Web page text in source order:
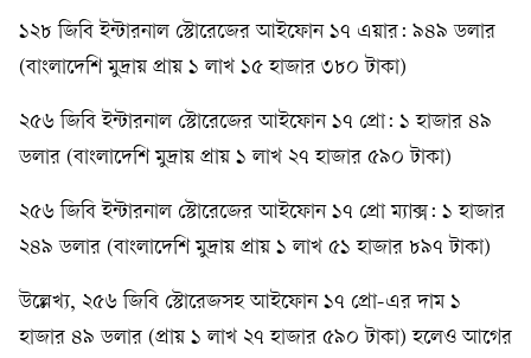
১২৮ জিবি ইন্টারনাল স্টোরেজের আইফোন ১৭ এয়ার: ৯৪৯ ডলার
(বাংলাদেশি মুদ্রায় প্রায় ১ লাখ ১৫ হাজার ৩৮০ টাকা)
২৫৬ জিবি ইন্টারনাল স্টোরেজের আইফোন ১৭ প্রো: ১ হাজার ৪৯
ডলার (বাংলাদেশি মুদ্রায় প্রায় ১ লাখ ২৭ হাজার ৫৯০ টাকা)
২৫৬ জিবি ইন্টারনাল স্টোরেজের আইফোন ১৭ প্রো ম্যাক্স: ১ হাজার
২৪৯ ডলার (বাংলাদেশি মুদ্রায় প্রায় ১ লাখ ৫১ হাজার ৮৯৭ টাকা)
উল্লেখ্য, ২৫৬ জিবি স্টোরেজসহ আইফোন ১৭ প্রো-এর দাম ১
হাজার ৪৯ ডলার (প্রায় ১ লাখ ২৭ হাজার ৫৯০ টাকা) হলেও আগের